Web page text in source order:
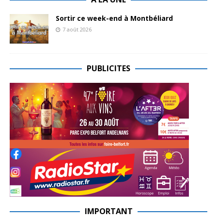
Sortir ce week-end à Montbéliard
7 août 2026
PUBLICITES
IMPORTANT